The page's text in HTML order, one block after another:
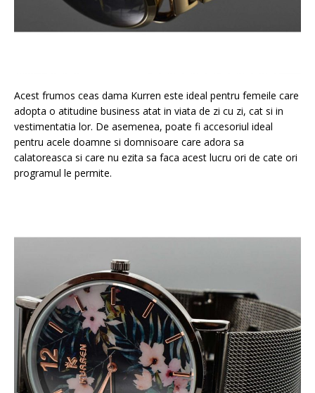
Acest frumos ceas dama Kurren este ideal pentru femeile care
adopta o atitudine business atat in viata de zi cu zi, cat si in
vestimentatia lor. De asemenea, poate fi accesoriul ideal
pentru acele doamne si domnisoare care adora sa
calatoreasca si care nu ezita sa faca acest lucru ori de cate ori
programul le permite.